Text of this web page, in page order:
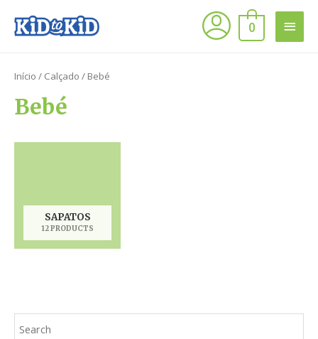
0
Início / Calçado / Bebé
Bebé
SAPATOS
12 PRODUCTS